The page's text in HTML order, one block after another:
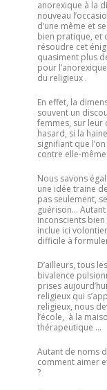
anorexique à la
nouveau
d’une même et
bien pratique, et
résoudre cet
quasiment plus
pour
du religieux .
En effet, la
souvent un
femmes, sur leur
hasard, si la
signifiant que
contre elle-même.
Nous savons
une idée traine
pas seulement,
guérison…
inconscients bien
inclue ici
difficile à
D’ailleurs, tous
bivalence
prises
religieux qui
religieux, nous
l’école, à la
thérapeutique …
Autant de noms
comment aimer
?